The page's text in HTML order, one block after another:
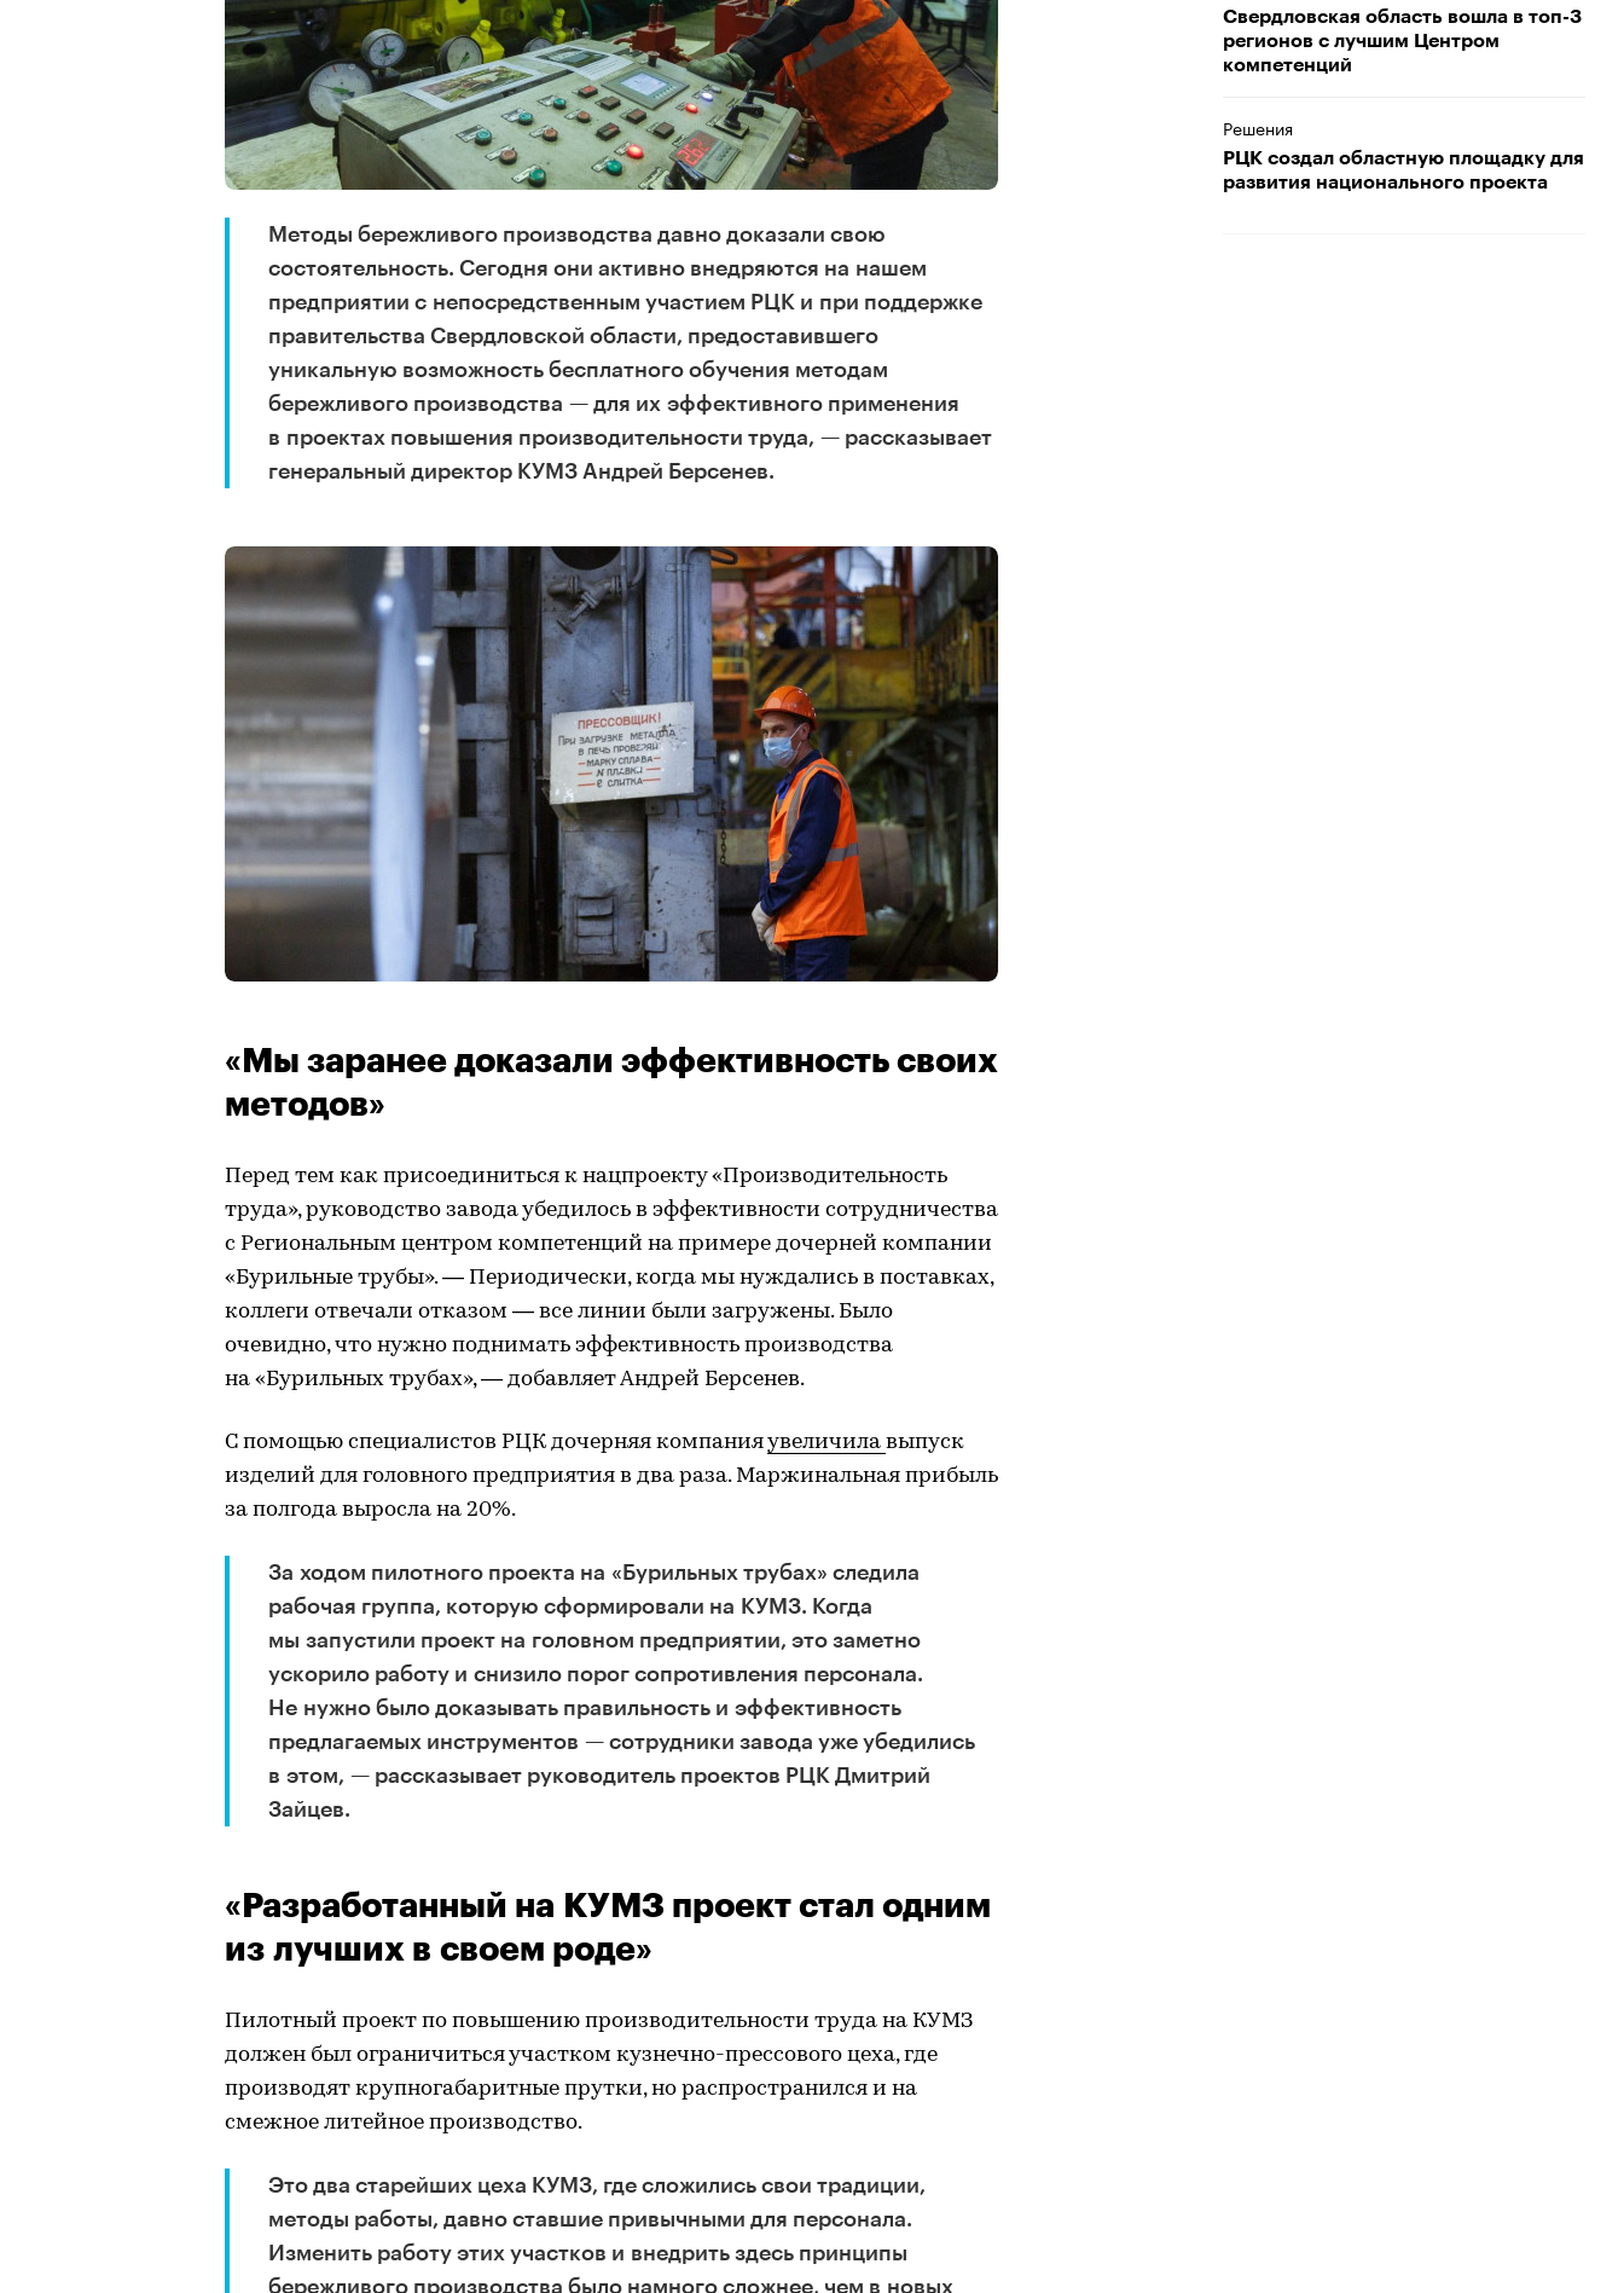
Методы бережливого производства давно доказали свою
состоятельность. Сегодня они активно внедряются на нашем
предприятии с непосредственным участием РЦК и при поддержке
правительства Свердловской области, предоставившего
уникальную возможность бесплатного обучения методам
бережливого производства — для их эффективного применения
в проектах повышения производительности труда, — рассказывает
генеральный директор КУМЗ Андрей Берсенев.
«Мы заранее доказали эффективность своих
методов»
Перед тем как присоединиться к нацпроекту «Производительность
труда», руководство завода убедилось в эффективности сотрудничества
с Региональным центром компетенций на примере дочерней компании
«Бурильные трубы». — Периодически, когда мы нуждались в поставках,
коллеги отвечали отказом — все линии были загружены. Было
очевидно, что нужно поднимать эффективность производства
на «Бурильных трубах», — добавляет Андрей Берсенев.
С помощью специалистов РЦК дочерняя компанияувеличила выпуск
изделий для головного предприятия в два раза. Маржинальная прибыль
за полгода выросла на 20%.
За ходом пилотного проекта на «Бурильных трубах» следила
рабочая группа, которую сформировали на КУМЗ. Когда
мы запустили проект на головном предприятии, это заметно
ускорило работу и снизило порог сопротивления персонала.
Не нужно было доказывать правильность и эффективность
предлагаемых инструментов — сотрудники завода уже убедились
в этом, — рассказывает руководитель проектов РЦК Дмитрий
Зайцев.
«Разработанный на КУМЗ проект стал одним
из лучших в своем роде»
Пилотный проект по повышению производительности труда на КУМЗ
должен был ограничиться участком кузнечно-прессового цеха, где
производят крупногабаритные прутки, но распространился и на
смежное литейное производство.
Это два старейших цеха КУМЗ, где сложились свои традиции,
методы работы, давно ставшие привычными для персонала.
Изменить работу этих участков и внедрить здесь принципы
бережливого производства было намного сложнее, чем в новых
Свердловская область вошла в топ-3
регионов с лучшим Центром
компетенций
Решения
РЦК создал областную площадку для
развития национального проекта